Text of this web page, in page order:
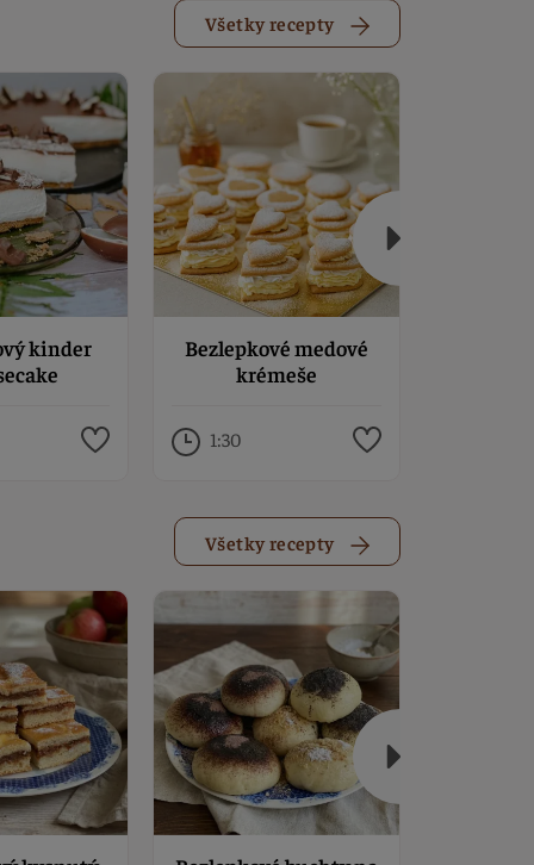
Všetky recepty
kinder
Bezlepkové medové
krémeše
1:30
Všetky recepty